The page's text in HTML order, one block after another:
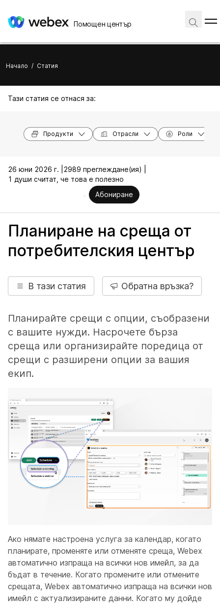
Помощен център
Начало / Статия
Тази статия се отнася за:
Продукти Отрасли Роли
26 юни 2026 г. |
2989 преглеждане(ия) |
1 души считат, че това е полезно
Абониране
Планиране на среща от
потребителския център
В тази статия Обратна връзка?
Планирайте срещи с опции, съобразени
с вашите нужди. Насрочете бърза
среща или организирайте поредица от
срещи с разширени опции за вашия
екип.
Ако нямате настроена услуга за календар, когато
планирате, променяте или отменяте среща, Webex
автоматично изпраща на всички нов имейл, за да
бъдат в течение. Когато промените или отмените
срещата, Webex автоматично изпраща на всички нов
имейл с актуализираните данни. Когато му дойде